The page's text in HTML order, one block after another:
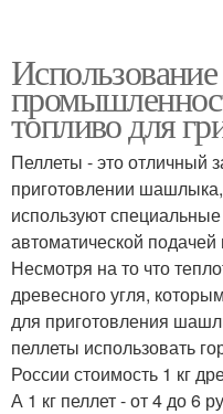
топливо для
Пеллеты - это отличный
приготовлении
используют
автоматической подачей
Несмотря на то что
древесного угля,
для приготовления
пеллеты использовать
России стоимость 1 кг
А 1 кг пеллет - от 4 до 6